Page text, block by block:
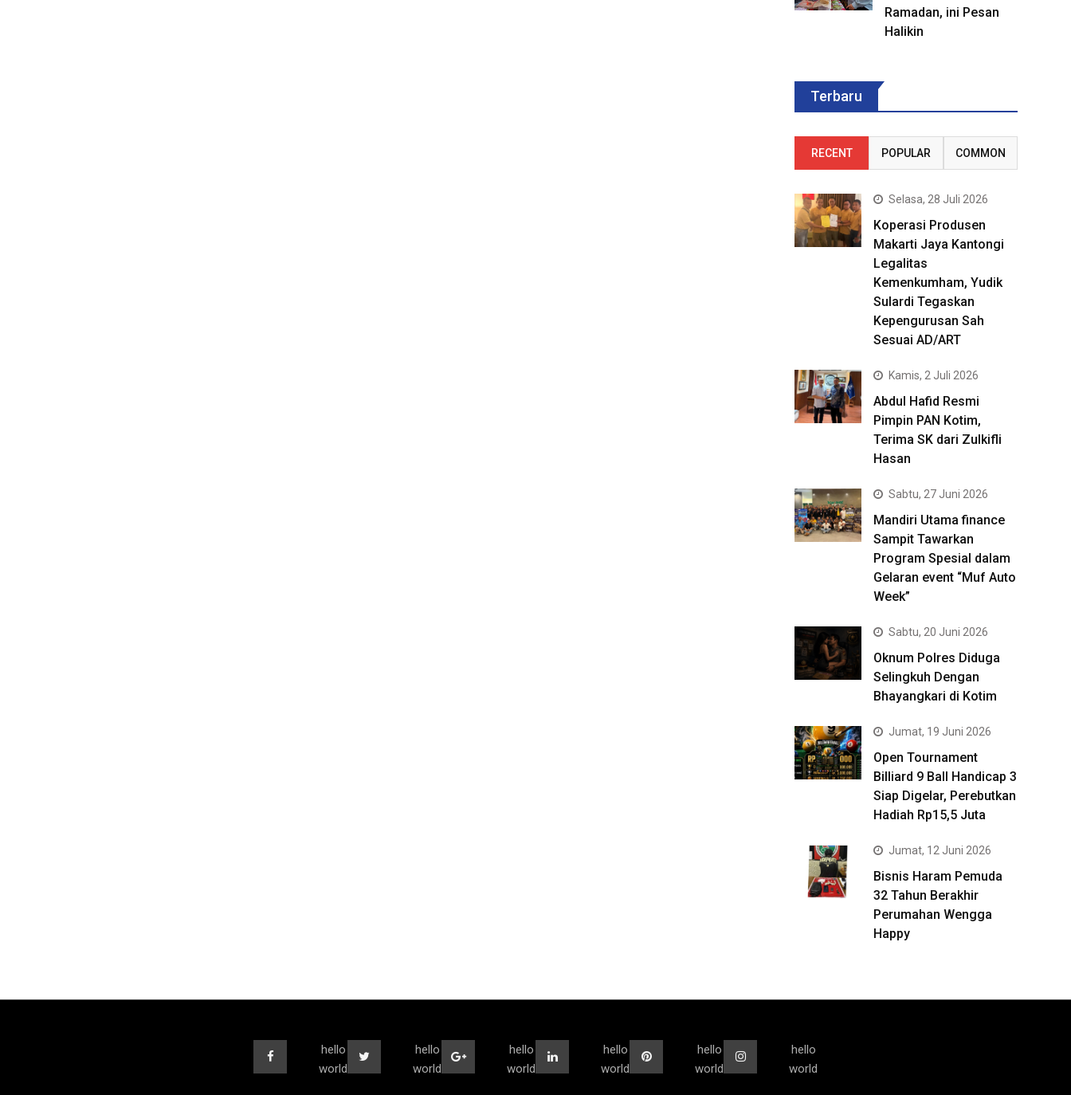
Ramadan, ini Pesan
Halikin
Terbaru
RECENT POPULAR COMMON
Selasa, 28 Juli 2026
Koperasi Produsen
Makarti Jaya Kantongi
Legalitas
Kemenkumham, Yudik
Sulardi Tegaskan
Kepengurusan Sah
Sesuai AD/ART
Kamis, 2 Juli 2026
Abdul Hafid Resmi
Pimpin PAN Kotim,
Terima SK dari Zulkifli
Hasan
Sabtu, 27 Juni 2026
Mandiri Utama finance
Sampit Tawarkan
Program Spesial dalam
Gelaran event “Muf Auto
Week”
Sabtu, 20 Juni 2026
Oknum Polres Diduga
Selingkuh Dengan
Bhayangkari di Kotim
Jumat, 19 Juni 2026
Open Tournament
Billiard 9 Ball Handicap 3
Siap Digelar, Perebutkan
Hadiah Rp15,5 Juta
Jumat, 12 Juni 2026
Bisnis Haram Pemuda
32 Tahun Berakhir
Perumahan Wengga
Happy
hello
world
hello
world
hello
world
hello
world
hello
world
hello
world